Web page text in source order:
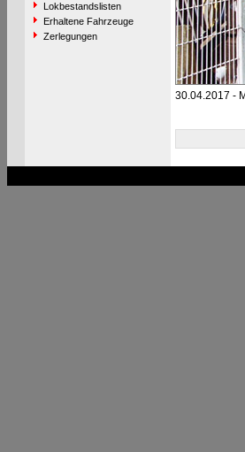
Lokbestandslisten
Erhaltene Fahrzeuge
Zerlegungen
30.04.2017 -